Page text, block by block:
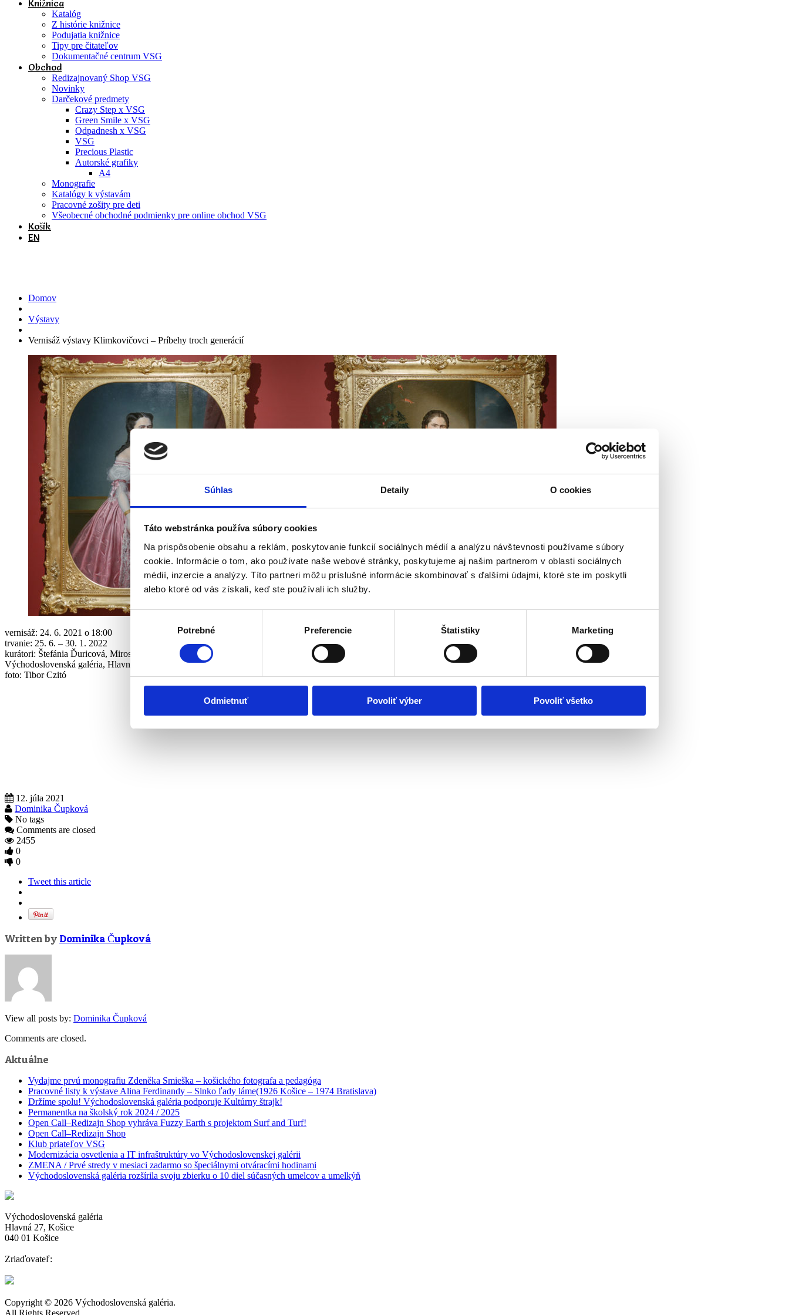
Súhlas Detaily O cookies
Táto webstránka používa súbory cookies
Na prispôsobenie obsahu a reklám, poskytovanie funkcií sociálnych médií a analýzu návštevnosti používame súbory
cookie. Informácie o tom, ako používate naše webové stránky, poskytujeme aj našim partnerom v oblasti sociálnych
médií, inzercie a analýzy. Títo partneri môžu príslušné informácie skombinovať s ďalšími údajmi, ktoré ste im poskytli
alebo ktoré od vás získali, keď ste používali ich služby.
Výber
Potrebné Preferencie Štatistiky Marketing
Odmietnuť Povoliť výber Povoliť všetko
Knižnica
Katalóg
Z histórie knižnice
Podujatia knižnice
Tipy pre čitateľov
Dokumentačné centrum VSG
Obchod
Redizajnovaný Shop VSG
Novinky
Darčekové predmety
Crazy Step x VSG
Green Smile x VSG
Odpadnesh x VSG
VSG
Precious Plastic
Autorské grafiky
A4
Monografie
Katalógy k výstavám
Pracovné zošity pre deti
Všeobecné obchodné podmienky pre online obchod VSG
Košík
EN
Domov
Výstavy
Vernisáž výstavy Klimkovičovci – Príbehy troch generácií
vernisáž: 24. 6. 2021 o 18:00
trvanie: 25. 6. – 30. 1. 2022
kurátori: Štefánia Ďuricová, Miroslav Kleban
Východoslovenská galéria, Hlavná 27
foto: Tibor Czitó
12. júla 2021
Dominika Čupková
No tags
Comments are closed
2455
0
0
Tweet this article
Written by Dominika Čupková
View all posts by: Dominika Čupková
Comments are closed.
Aktuálne
Vydajme prvú monografiu Zdeněka Smieška – košického fotografa a pedagóga
Pracovné listy k výstave Alina Ferdinandy – Slnko ľady láme(1926 Košice – 1974 Bratislava)
Držíme spolu! Východoslovenská galéria podporuje Kultúrny štrajk!
Permanentka na školský rok 2024 / 2025
Open Call–Redizajn Shop vyhráva Fuzzy Earth s projektom Surf and Turf!
Open Call–Redizajn Shop
Klub priateľov VSG
Modernizácia osvetlenia a IT infraštruktúry vo Východoslovenskej galérii
ZMENA / Prvé stredy v mesiaci zadarmo so špeciálnymi otváracími hodinami
Východoslovenská galéria rozšírila svoju zbierku o 10 diel súčasných umelcov a umelkýň
Východoslovenská galéria
Hlavná 27, Košice
040 01 Košice
Zriaďovateľ:
Copyright © 2026 Východoslovenská galéria.
All Rights Reserved.